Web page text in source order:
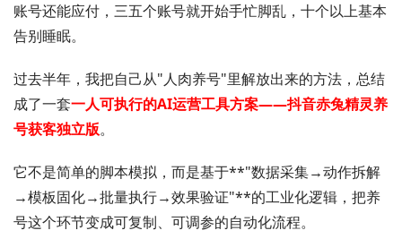
账号还能应付，三五个账号就开始手忙脚乱，十个以上基本
告别睡眠。
过去半年，我把自己从"人肉养号"里解放出来的方法，总结
成了一套一人可执行的AI运营工具方案——抖音赤兔精灵养
号获客独立版。
它不是简单的脚本模拟，而是基于**"数据采集→动作拆解
→模板固化→批量执行→效果验证"**的工业化逻辑，把养
号这个环节变成可复制、可调参的自动化流程。